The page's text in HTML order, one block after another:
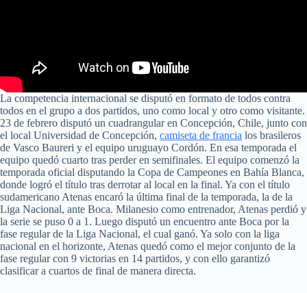
La competencia internacional se disputó en formato de todos contra
todos en el grupo a dos partidos, uno como local y otro como visitante.
23 de febrero disputó un cuadrangular en Concepción, Chile, junto con
el local Universidad de Concepción, camiseta de francia los brasileros
de Vasco Baureri y el equipo uruguayo Cordón. En esa temporada el
equipo quedó cuarto tras perder en semifinales. El equipo comenzó la
temporada oficial disputando la Copa de Campeones en Bahía Blanca,
donde logró el título tras derrotar al local en la final. Ya con el título
sudamericano Atenas encaró la última final de la temporada, la de la
Liga Nacional, ante Boca. Milanesio como entrenador, Atenas perdió y
la serie se puso 0 a 1. Luego disputó un encuentro ante Boca por la
fase regular de la Liga Nacional, el cual ganó. Ya solo con la liga
nacional en el horizonte, Atenas quedó como el mejor conjunto de la
fase regular con 9 victorias en 14 partidos, y con ello garantizó
clasificar a cuartos de final de manera directa.